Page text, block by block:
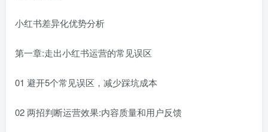
小红书差异化优势分析
第一章:走出小红书运营的常见误区
01 避开5个常见误区，减少踩坑成本
02 两招判断运营效果:内容质量和用户反馈